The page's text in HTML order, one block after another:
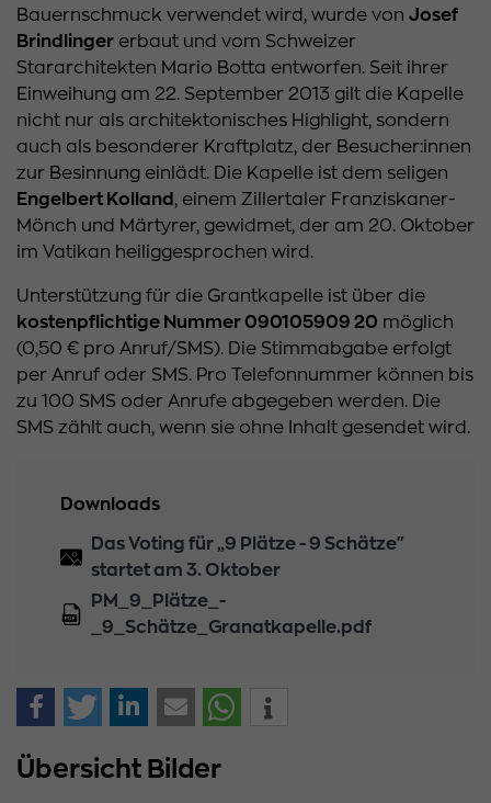
Bauernschmuck verwendet wird, wurde von Josef
Brindlinger erbaut und vom Schweizer
Stararchitekten Mario Botta entworfen. Seit ihrer
Einweihung am 22. September 2013 gilt die Kapelle
nicht nur als architektonisches Highlight, sondern
auch als besonderer Kraftplatz, der Besucher:innen
zur Besinnung einlädt. Die Kapelle ist dem seligen
Engelbert Kolland , einem Zillertaler Franziskaner-
Mönch und Märtyrer, gewidmet, der am 20. Oktober
im Vatikan heiliggesprochen wird.
Unterstützung für die Grantkapelle ist über die
kostenpflichtige Nummer 090105909 20 möglich
(0,50 € pro Anruf/SMS). Die Stimmabgabe erfolgt
per Anruf oder SMS. Pro Telefonnummer können bis
zu 100 SMS oder Anrufe abgegeben werden. Die
SMS zählt auch, wenn sie ohne Inhalt gesendet wird.
Downloads
Das Voting für „9 Plätze - 9 Schätze"
startet am 3. Oktober
PM_9_Plätze_-
_9_Schätze_Granatkapelle.pdf
Übersicht Bilder